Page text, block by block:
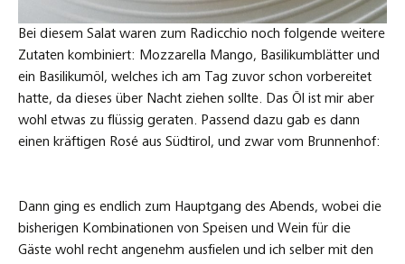
Bei diesem Salat waren zum Radicchio noch folgende weitere
Zutaten kombiniert: Mozzarella Mango, Basilikumblätter und
ein Basilikumöl, welches ich am Tag zuvor schon vorbereitet
hatte, da dieses über Nacht ziehen sollte. Das Öl ist mir aber
wohl etwas zu flüssig geraten. Passend dazu gab es dann
einen kräftigen Rosé aus Südtirol, und zwar vom Brunnenhof:
Dann ging es endlich zum Hauptgang des Abends, wobei die
bisherigen Kombinationen von Speisen und Wein für die
Gäste wohl recht angenehm ausfielen und ich selber mit den